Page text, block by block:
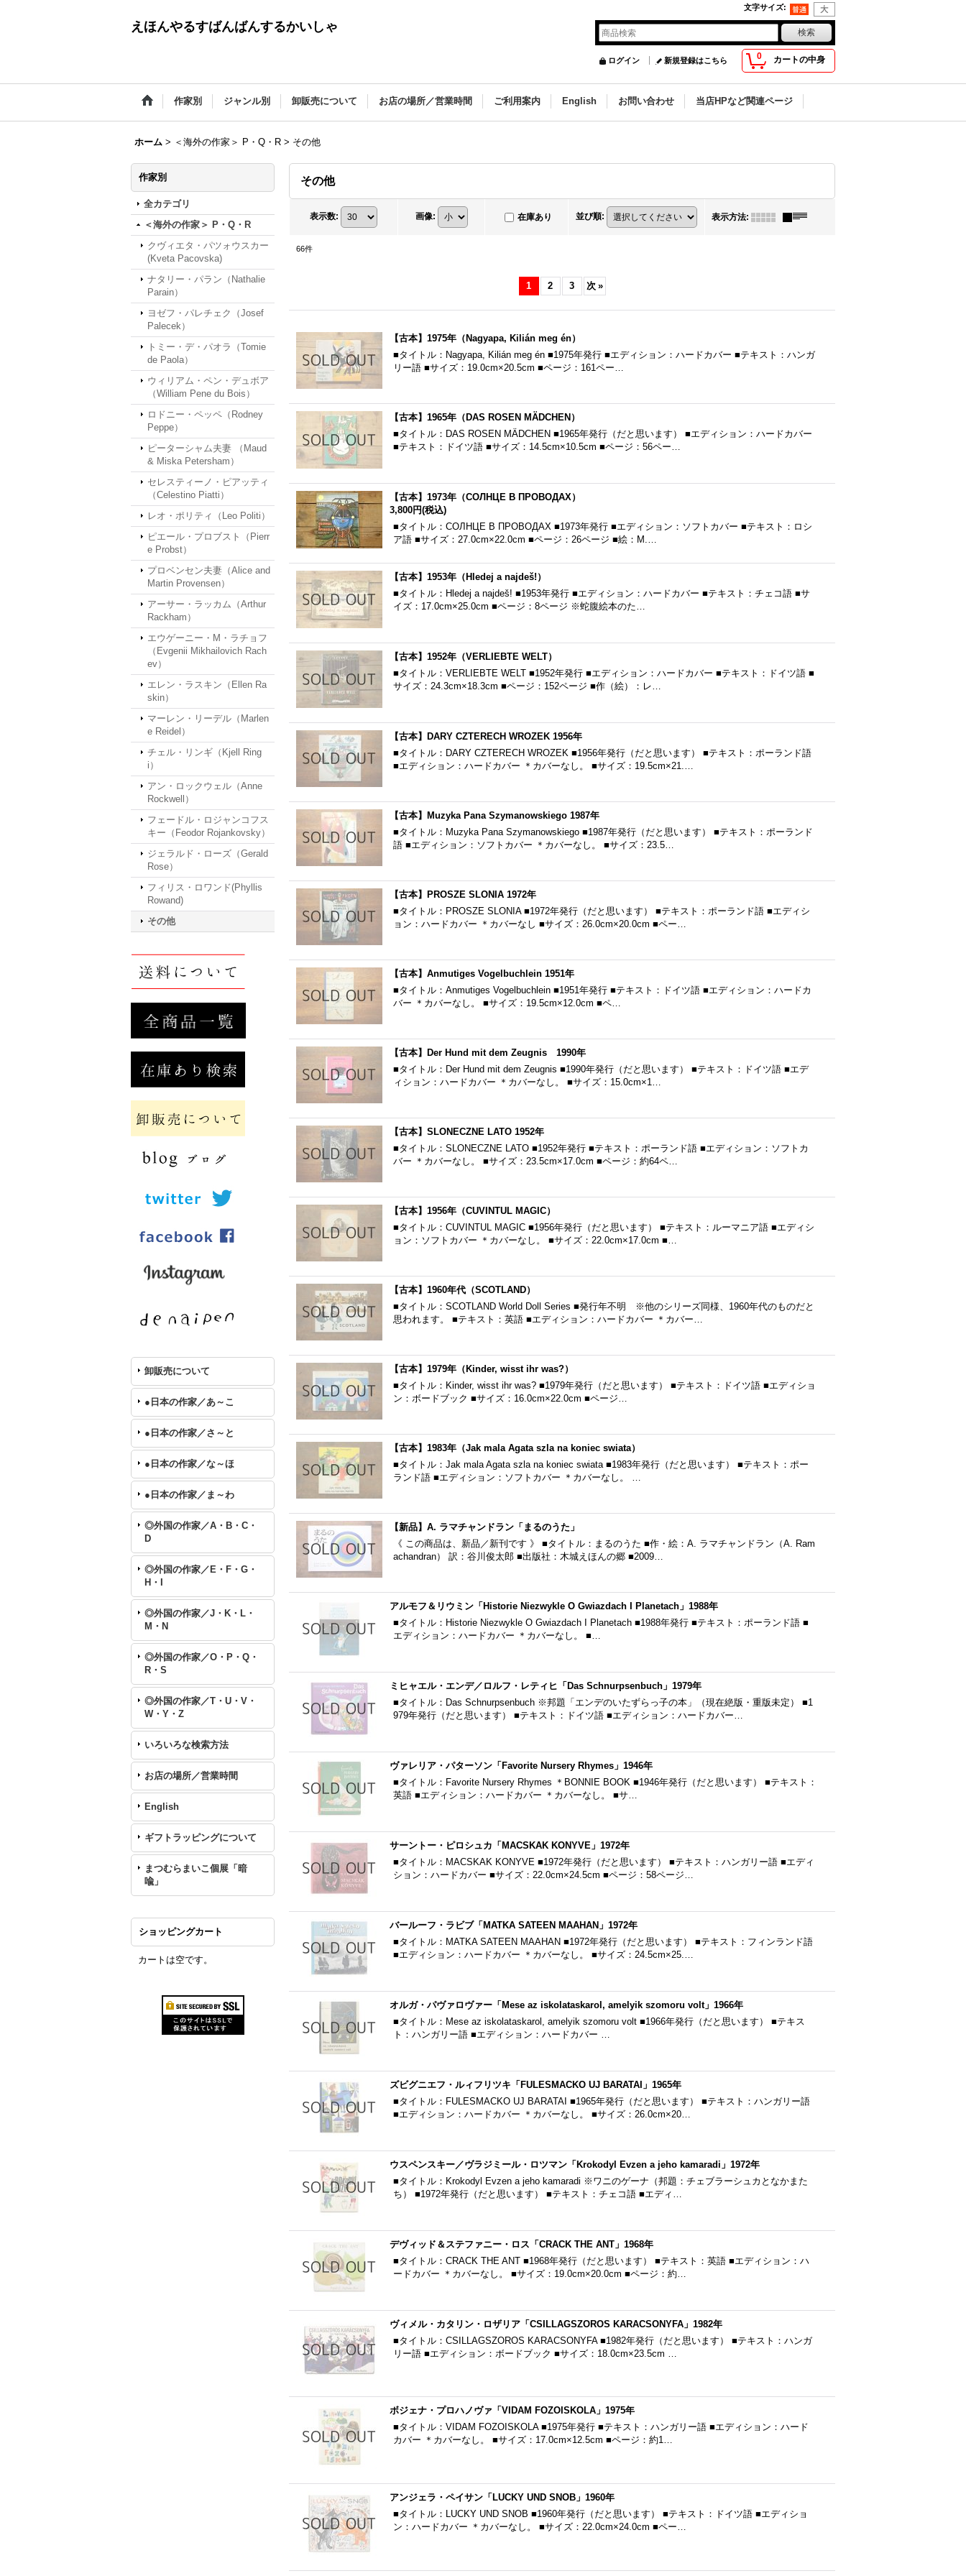
文字サイズ:
えほんやるすばんばんするかいしゃ
0 カートの中身
ログイン 新規登録はこちら
作家別 ジャンル別 卸販売について お店の場所／営業時間 ご利用案内 English お問い合わせ 当店HPなど関連ページ
ホーム > ＜海外の作家＞ P・Q・R > その他
作家別
全カテゴリ
＜海外の作家＞ P・Q・R
クヴィエタ・パツォウスカー
(Kveta Pacovska)
ナタリー・パラン（Nathalie
Parain）
ヨゼフ・パレチェク（Josef
Palecek）
トミー・デ・パオラ（Tomie
de Paola）
ウィリアム・ペン・デュボア
（William Pene du Bois）
ロドニー・ペッペ（Rodney
Peppe）
ピーターシャム夫妻 （Maud
& Miska Petersham）
セレスティーノ・ピアッティ
（Celestino Piatti）
レオ・ポリティ（Leo Politi）
ピエール・プロブスト（Pierr
e Probst）
プロベンセン夫妻（Alice and
Martin Provensen）
アーサー・ラッカム（Arthur
Rackham）
エウゲーニー・M・ラチョフ
（Evgenii Mikhailovich Rach
ev）
エレン・ラスキン（Ellen Ra
skin）
マーレン・リーデル（Marlen
e Reidel）
チェル・リンギ（Kjell Ring
i）
アン・ロックウェル（Anne
Rockwell）
フェードル・ロジャンコフス
キー（Feodor Rojankovsky）
ジェラルド・ローズ（Gerald
Rose）
フィリス・ロワンド(Phyllis
Rowand)
その他
卸販売について
●日本の作家／あ～こ
●日本の作家／さ～と
●日本の作家／な～ほ
●日本の作家／ま～わ
◎外国の作家／A・B・C・
D
◎外国の作家／E・F・G・
H・I
◎外国の作家／J・K・L・
M・N
◎外国の作家／O・P・Q・
R・S
◎外国の作家／T・U・V・
W・Y・Z
いろいろな検索方法
お店の場所／営業時間
English
ギフトラッピングについて
まつむらまいこ個展「暗
喩」
ショッピングカート
カートは空です。
その他
表示数: 画像: 在庫あり 並び順: 表示方法:
66件
1 2 3 次 »
【古本】1975年（Nagyapa, Kilián meg én）
■タイトル：Nagyapa, Kilián meg én ■1975年発行 ■エディション：ハードカバー ■テキスト：ハンガ
リー語 ■サイズ：19.0cm×20.5cm ■ページ：161ペー…
【古本】1965年（DAS ROSEN MÄDCHEN）
■タイトル：DAS ROSEN MÄDCHEN ■1965年発行（だと思います） ■エディション：ハードカバー
■テキスト：ドイツ語 ■サイズ：14.5cm×10.5cm ■ページ：56ペー…
【古本】1973年（СОЛНЦЕ B ПРОВОДАХ）
3,800円(税込)
■タイトル：СОЛНЦЕ B ПРОВОДАХ ■1973年発行 ■エディション：ソフトカバー ■テキスト：ロシ
ア語 ■サイズ：27.0cm×22.0cm ■ページ：26ページ ■絵：M.…
【古本】1953年（Hledej a najdeš!）
■タイトル：Hledej a najdeš! ■1953年発行 ■エディション：ハードカバー ■テキスト：チェコ語 ■サ
イズ：17.0cm×25.0cm ■ページ：8ページ ※蛇腹絵本のた…
【古本】1952年（VERLIEBTE WELT）
■タイトル：VERLIEBTE WELT ■1952年発行 ■エディション：ハードカバー ■テキスト：ドイツ語 ■
サイズ：24.3cm×18.3cm ■ページ：152ページ ■作（絵）：レ…
【古本】DARY CZTERECH WROZEK 1956年
■タイトル：DARY CZTERECH WROZEK ■1956年発行（だと思います） ■テキスト：ポーランド語
■エディション：ハードカバー ＊カバーなし。 ■サイズ：19.5cm×21.…
【古本】Muzyka Pana Szymanowskiego 1987年
■タイトル：Muzyka Pana Szymanowskiego ■1987年発行（だと思います） ■テキスト：ポーランド
語 ■エディション：ソフトカバー ＊カバーなし。 ■サイズ：23.5…
【古本】PROSZE SLONIA 1972年
■タイトル：PROSZE SLONIA ■1972年発行（だと思います） ■テキスト：ポーランド語 ■エディシ
ョン：ハードカバー ＊カバーなし ■サイズ：26.0cm×20.0cm ■ペー…
【古本】Anmutiges Vogelbuchlein 1951年
■タイトル：Anmutiges Vogelbuchlein ■1951年発行 ■テキスト：ドイツ語 ■エディション：ハードカ
バー ＊カバーなし。 ■サイズ：19.5cm×12.0cm ■ペ…
【古本】Der Hund mit dem Zeugnis 1990年
■タイトル：Der Hund mit dem Zeugnis ■1990年発行（だと思います） ■テキスト：ドイツ語 ■エデ
ィション：ハードカバー ＊カバーなし。 ■サイズ：15.0cm×1…
【古本】SLONECZNE LATO 1952年
■タイトル：SLONECZNE LATO ■1952年発行 ■テキスト：ポーランド語 ■エディション：ソフトカ
バー ＊カバーなし。 ■サイズ：23.5cm×17.0cm ■ページ：約64ペ…
【古本】1956年（CUVINTUL MAGIC）
■タイトル：CUVINTUL MAGIC ■1956年発行（だと思います） ■テキスト：ルーマニア語 ■エディシ
ョン：ソフトカバー ＊カバーなし。 ■サイズ：22.0cm×17.0cm ■…
【古本】1960年代（SCOTLAND）
■タイトル：SCOTLAND World Doll Series ■発行年不明 ※他のシリーズ同様、1960年代のものだと
思われます。 ■テキスト：英語 ■エディション：ハードカバー ＊カバー…
【古本】1979年（Kinder, wisst ihr was?）
■タイトル：Kinder, wisst ihr was? ■1979年発行（だと思います） ■テキスト：ドイツ語 ■エディショ
ン：ボードブック ■サイズ：16.0cm×22.0cm ■ページ…
【古本】1983年（Jak mala Agata szla na koniec swiata）
■タイトル：Jak mala Agata szla na koniec swiata ■1983年発行（だと思います） ■テキスト：ポー
ランド語 ■エディション：ソフトカバー ＊カバーなし。 …
【新品】A. ラマチャンドラン「まるのうた」
《 この商品は、新品／新刊です 》 ■タイトル：まるのうた ■作・絵：A. ラマチャンドラン（A. Ram
achandran） 訳：谷川俊太郎 ■出版社：木城えほんの郷 ■2009…
アルモフ＆リウミン「Historie Niezwykle O Gwiazdach I Planetach」1988年
■タイトル：Historie Niezwykle O Gwiazdach I Planetach ■1988年発行 ■テキスト：ポーランド語 ■
エディション：ハードカバー ＊カバーなし。 ■…
ミヒャエル・エンデ／ロルフ・レティヒ「Das Schnurpsenbuch」1979年
■タイトル：Das Schnurpsenbuch ※邦題「エンデのいたずらっ子の本」（現在絶版・重版未定） ■1
979年発行（だと思います） ■テキスト：ドイツ語 ■エディション：ハードカバー…
ヴァレリア・パターソン「Favorite Nursery Rhymes」1946年
■タイトル：Favorite Nursery Rhymes ＊BONNIE BOOK ■1946年発行（だと思います） ■テキスト：
英語 ■エディション：ハードカバー ＊カバーなし。 ■サ…
サーントー・ピロシュカ「MACSKAK KONYVE」1972年
■タイトル：MACSKAK KONYVE ■1972年発行（だと思います） ■テキスト：ハンガリー語 ■エディ
ション：ハードカバー ■サイズ：22.0cm×24.5cm ■ページ：58ページ…
バールーフ・ラビブ「MATKA SATEEN MAAHAN」1972年
■タイトル：MATKA SATEEN MAAHAN ■1972年発行（だと思います） ■テキスト：フィンランド語
■エディション：ハードカバー ＊カバーなし。 ■サイズ：24.5cm×25.…
オルガ・パヴァロヴァー「Mese az iskolataskarol, amelyik szomoru volt」1966年
■タイトル：Mese az iskolataskarol, amelyik szomoru volt ■1966年発行（だと思います） ■テキス
ト：ハンガリー語 ■エディション：ハードカバー …
ズビグニエフ・ルィフリツキ「FULESMACKO UJ BARATAI」1965年
■タイトル：FULESMACKO UJ BARATAI ■1965年発行（だと思います） ■テキスト：ハンガリー語
■エディション：ハードカバー ＊カバーなし。 ■サイズ：26.0cm×20…
ウスペンスキー／ヴラジミール・ロツマン「Krokodyl Evzen a jeho kamaradi」1972年
■タイトル：Krokodyl Evzen a jeho kamaradi ※ワニのゲーナ（邦題：チェブラーシュカとなかまた
ち） ■1972年発行（だと思います） ■テキスト：チェコ語 ■エディ…
デヴィッド＆ステファニー・ロス「CRACK THE ANT」1968年
■タイトル：CRACK THE ANT ■1968年発行（だと思います） ■テキスト：英語 ■エディション：ハ
ードカバー ＊カバーなし。 ■サイズ：19.0cm×20.0cm ■ページ：約…
ヴィメル・カタリン・ロザリア「CSILLAGSZOROS KARACSONYFA」1982年
■タイトル：CSILLAGSZOROS KARACSONYFA ■1982年発行（だと思います） ■テキスト：ハンガ
リー語 ■エディション：ボードブック ■サイズ：18.0cm×23.5cm …
ボジェナ・プロハノヴァ「VIDAM FOZOISKOLA」1975年
■タイトル：VIDAM FOZOISKOLA ■1975年発行 ■テキスト：ハンガリー語 ■エディション：ハード
カバー ＊カバーなし。 ■サイズ：17.0cm×12.5cm ■ページ：約1…
アンジェラ・ペイサン「LUCKY UND SNOB」1960年
■タイトル：LUCKY UND SNOB ■1960年発行（だと思います） ■テキスト：ドイツ語 ■エディショ
ン：ハードカバー ＊カバーなし。 ■サイズ：22.0cm×24.0cm ■ペー…